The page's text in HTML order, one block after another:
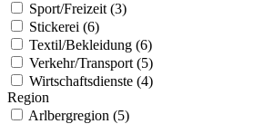
Sport/Freizeit (3)
Stickerei (6)
Textil/Bekleidung (6)
Verkehr/Transport (5)
Wirtschaftsdienste (4)
Region
Arlbergregion (5)